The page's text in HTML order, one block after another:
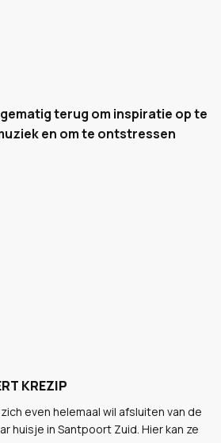
terug om inspiratie op te
en om te ontstressen
KREZIP
even helemaal wil afsluiten van de
huisje in Santpoort Zuid. Hier kan ze